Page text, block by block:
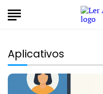
Aplicativos